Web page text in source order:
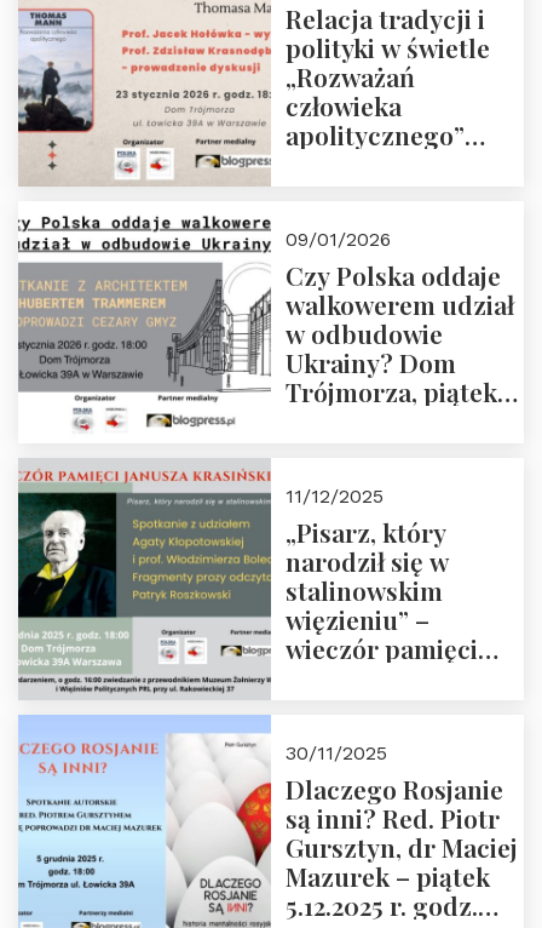
Relacja tradycji i
polityki w świetle
„Rozważań
człowieka
apolitycznego”
godz. 18:00.
Zapraszamy!
09/01/2026
Czy Polska oddaje
walkowerem udział
w odbudowie
Ukrainy? Dom
Trójmorza, piątek
11/12/2025
„Pisarz, który
narodził się w
stalinowskim
więzieniu” –
wieczór pamięci
zwiedzanie
Muzeum Żołnierzy
Wyklętych i
Więźniów
Politycznych PRL o
godz. 16:00 – 19
30/11/2025
Dlaczego Rosjanie
są inni? Red. Piotr
Gursztyn, dr Maciej
Mazurek – piątek
5.12.2025 r. godz.